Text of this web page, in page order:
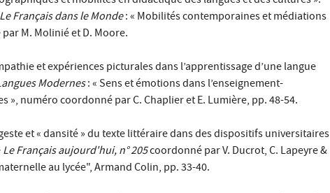
Français dans le Monde: « Mobilités contemporaines et médiations
M. Molinié et D. Moore.
et expériences picturales dans l’apprentissage d’une langue
Modernes: « Sens et émotions dans l’enseignement-
», numéro coordonné par C. Chaplier et E. Lumière, pp. 48-54.
et « dansité » du texte littéraire dans des dispositifs universitaires
Le Français aujourd'hui, n° 205coordonné par V. Ducrot, C. Lapeyre &
au lycée", Armand Colin, pp. 33-40.